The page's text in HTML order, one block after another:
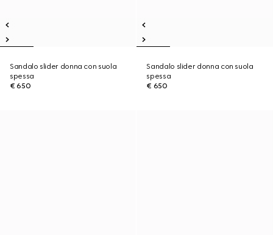
Sandalo slider donna con suola
spessa
€ 650
Sandalo slider donna con suola
spessa
€ 650